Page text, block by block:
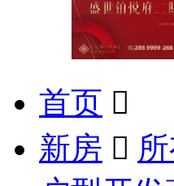
首页 
新房 